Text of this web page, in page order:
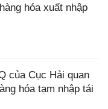
hóa xuất nhập
của Cục Hải quan
hóa tạm nhập tái